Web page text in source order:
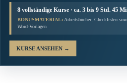
8 vollständige Kurse · ca. 3 bis 9 Std. 45
BONUSMATERIAL: Arbeitsbücher, Checklisten
Word-Vorlagen
KURSE ANSEHEN →